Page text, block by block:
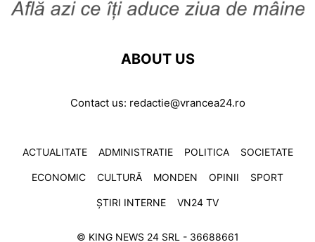
ABOUT US
Contact us: redactie@vrancea24.ro
ACTUALITATE ADMINISTRATIE POLITICA SOCIETATE
ECONOMIC CULTURĂ MONDEN OPINII SPORT
ȘTIRI INTERNE VN24 TV
© KING NEWS 24 SRL - 36688661